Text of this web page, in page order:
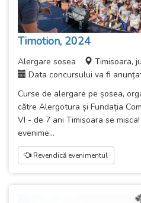
Timotion, 2024
Alergare sosea
Timisoara,
Data concursului va fi
Curse de alergare pe șosea,
către Alergotura și Fundația
VI - de 7 ani Timisoara se
evenime...
Revendică evenimentul